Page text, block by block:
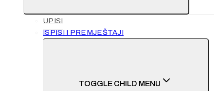
UPISI
ISPISI I PREMJEŠTAJI
TOGGLE CHILD MENU